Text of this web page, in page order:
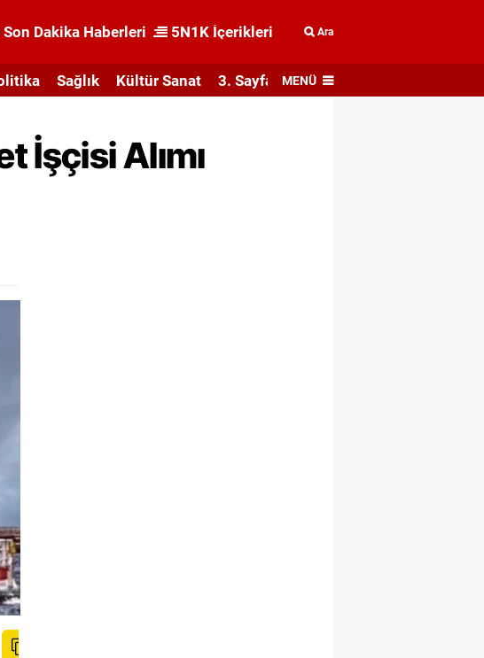
Son Dakika Haberleri 5N1K İçerikleri Ara
Sağlık Kültür Sanat 3. Sayfa MENÜ
İşçisi Alımı